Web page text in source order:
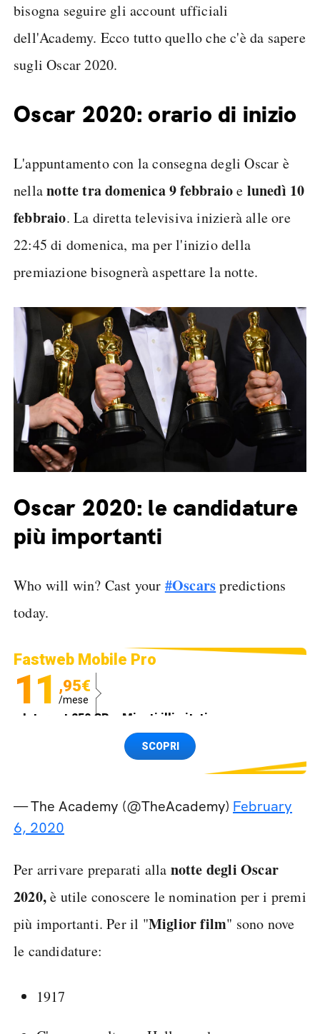
bisogna seguire gli account ufficiali
dell'Academy. Ecco tutto quello che c'è da sapere
sugli Oscar 2020.
Oscar 2020: orario di inizio
L'appuntamento con la consegna degli Oscar è
nellanotte tra domenica 9 febbraioe lunedì 10
febbraio. La diretta televisiva inizierà alle ore
22:45 di domenica, ma per l'inizio della
premiazione bisognerà aspettare la notte.
Oscar 2020: le candidature
più importanti
Who will win? Cast your #Oscarspredictions
today.
Fastweb Mobile Pro
11 ,95€
/mese
Internet 250 GB e Minuti illimitati
Spedizione SIM GRATISSCOPRI
— The Academy (@TheAcademy) February
6, 2020
Per arrivare preparati alla notte degli Oscar
2020,è utile conoscere le nomination per i premi
più importanti. Per il "Miglior film" sono nove
le candidature:
1917